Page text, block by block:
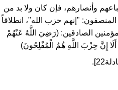
وأنصارهم، فإن كان ولا بد من
"إنهم حزب الله"، انطلاقاً
الصادقين: (رَضِيَ اللَّهُ عَنْهُمْ
إِنَّ حِزْبَ اللَّهِ هُمُ الْمُفْلِحُونَ)